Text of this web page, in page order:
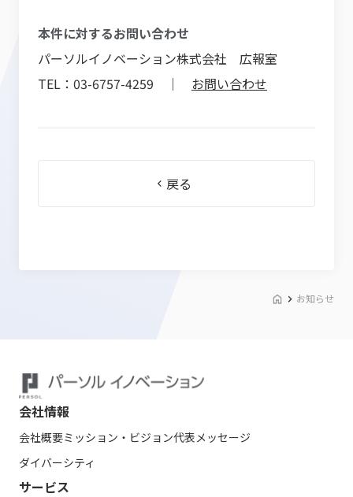
本件に対するお問い合わせ
パーソルイノベーション株式会社 広報室
TEL：03-6757-4259 ｜ お問い合わせ
戻る
お知らせ
会社情報
会社概要ミッション・ビジョン代表メッセージ
ダイバーシティ
サービス